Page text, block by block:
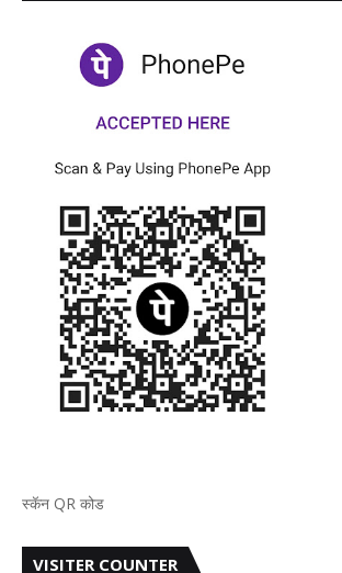
स्कॅन QR कोड
VISITER COUNTER